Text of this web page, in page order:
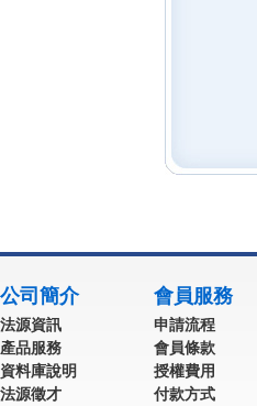
公司簡介
法源資訊
產品服務
資料庫說明
法源徵才
會員服務
申請流程
會員條款
授權費用
付款方式